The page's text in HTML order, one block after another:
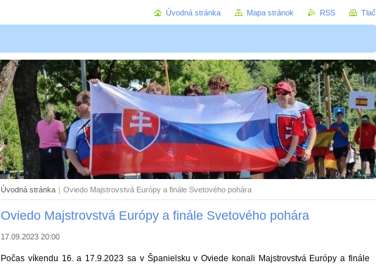
Úvodná stránka | Oviedo Majstrovstvá Európy a finále Svetového pohára
Oviedo Majstrovstvá Európy a finále Svetového pohára
17.09.2023 20:00
Počas víkendu 16. a 17.9.2023 sa v Španielsku v Oviede konali Majstrovstvá Európy a finále
Úvodná stránka Mapa stránok RSS Tlač